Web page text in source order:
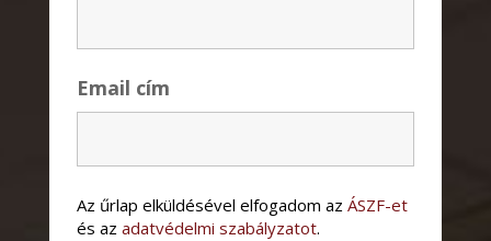
Email cím
Az űrlap elküldésével elfogadom az ÁSZF-et
és az adatvédelmi szabályzatot.